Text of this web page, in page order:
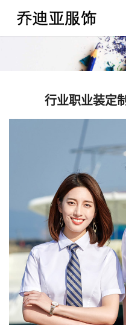
行业职业装定